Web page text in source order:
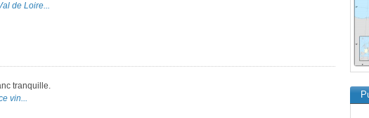
de Loire...
tranquille.
vin...